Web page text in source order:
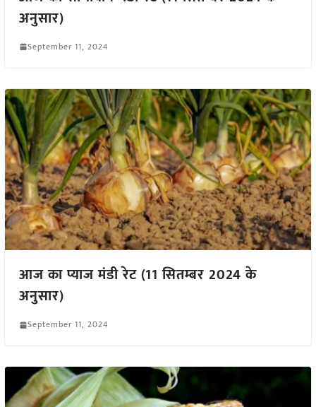
अनुसार)
September 11, 2024
आज का प्याज मंडी रेट (11 सितम्बर 2024 के
अनुसार)
September 11, 2024